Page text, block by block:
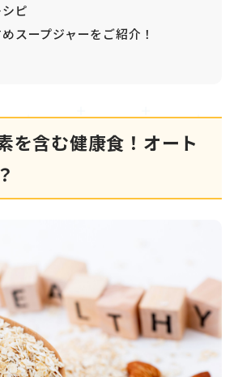
ピ
スープジャーをご紹介！
を含む健康食！オート